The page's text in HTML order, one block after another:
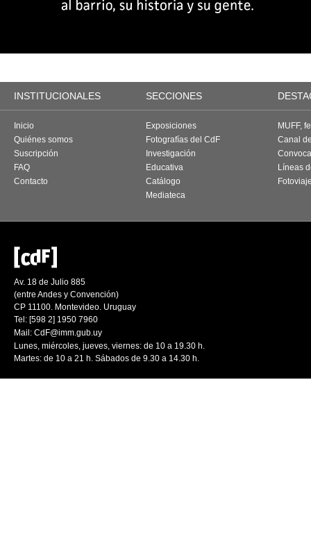
INSTITUCIONALES SECCIONES
Inicio
Quiénes somos
Suscripción
FAQ
Contacto
Exposiciones
Fotografías del CdF
Investigación
Educativa
Catálogo
Mediateca
MUFF,
Canal
Líneas
Av. 18 de Julio 885
(entre Andes y Convención)
CP 11100. Montevideo. Uruguay
Tel: [598 2] 1950 7960
Mail: CdF@imm.gub.uy
Lunes, miércoles, jueves, viernes: de 10 a 19.30 h.
Martes: de 10 a 21 h. Sábados de 9.30 a 14.30 h.